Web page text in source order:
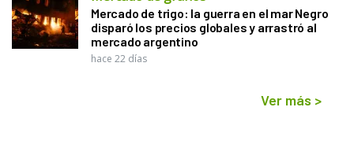
Mercado de trigo: la guerra en el mar Negro
disparó los precios globales y arrastró al
mercado argentino
hace 22 días
Ver más >